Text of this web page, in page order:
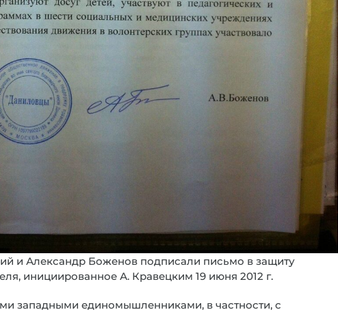
и Александр Боженов подписали письмо в защиту
инициированное А. Кравецким 19 июня 2012 г.
западными единомышленниками, в частности, с